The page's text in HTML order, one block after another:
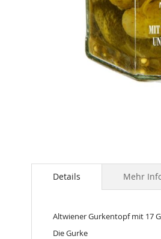
to
images
gallery
Details
Altwiener Gurkentopf mit 17
Die Gurke
Mehr